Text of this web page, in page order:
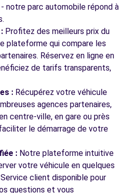
notre parc automobile répond à
Profitez des meilleurs prix du
plateforme qui compare les
Réservez en ligne en
de tarifs transparents,
: Récupérez votre véhicule
agences partenaires,
centre-ville, en gare ou près
le démarrage de votre
: Notre plateforme intuitive
votre véhicule en quelques
client disponible pour
questions et vous